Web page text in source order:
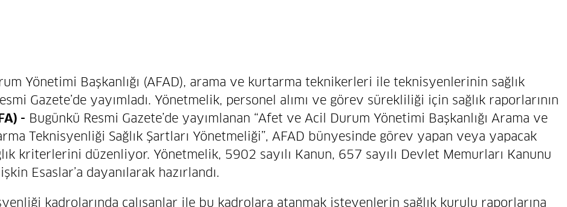
Yönetimi Başkanlığı (AFAD), arama ve kurtarma teknikerleri ile teknisyenlerinin sağlık
Gazete’de yayımladı. Yönetmelik, personel alımı ve görev sürekliliği için sağlık raporlarının
- Bugünkü Resmi Gazete’de yayımlanan “Afet ve Acil Durum Yönetimi Başkanlığı Arama ve
Teknisyenliği Sağlık Şartları Yönetmeliği”, AFAD bünyesinde görev yapan veya yapacak
kriterlerini düzenliyor. Yönetmelik, 5902 sayılı Kanun, 657 sayılı Devlet Memurları Kanunu
Esaslar’a dayanılarak hazırlandı.
kadrolarında çalışanlar ile bu kadrolara atanmak isteyenlerin sağlık kurulu raporlarına